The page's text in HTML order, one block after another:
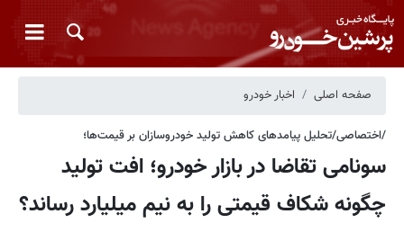
صفحه اصلی اخبار خودرو
/اختصاصی/تحلیل پیامدهای کاهش تولید خودروسازان بر قیمت‌ها؛
سونامی تقاضا در بازار خودرو؛ افت تولید
چگونه شکاف قیمتی را به نیم میلیارد رساند؟